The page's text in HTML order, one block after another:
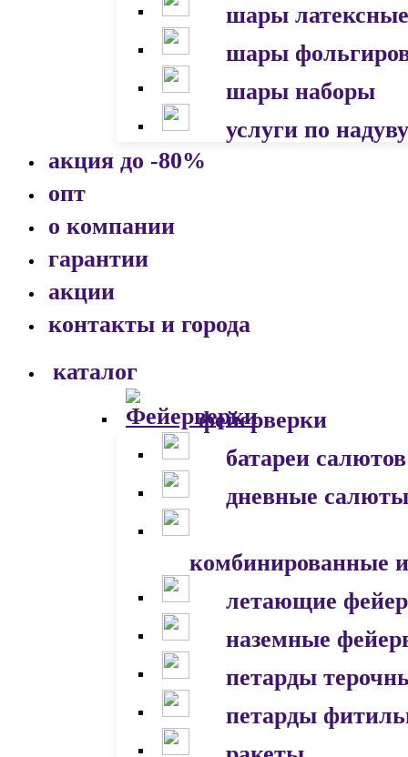
шары латексные
шары
шары наборы
услуги по надуву
акция до -80%
опт
о компании
гарантии
акции
контакты и города
каталог
фейерверки
батареи салютов
дневные салюты
комбинированные
летающие
наземные
петарды
петарды